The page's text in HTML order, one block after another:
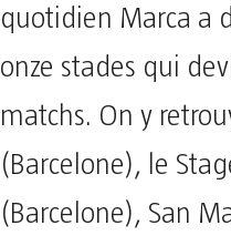
quotidien Marca a
onze stades qui
matchs. On y
(Barcelone), le
(Barcelone), San